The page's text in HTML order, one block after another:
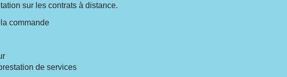
sur les contrats à distance.
commande
de services